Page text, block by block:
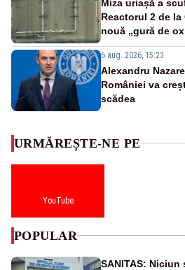
Miza uriașă a
Reactorul 2 de
nouă „gură de
6 aug. 2026, 15:23
Alexandru
României va
scădea
URMĂREȘTE-NE PE
YouTube
POPULAR
SANITAS: